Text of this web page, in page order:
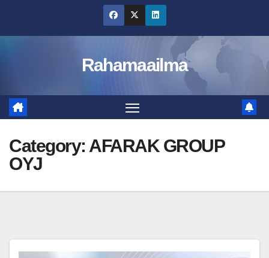
Rahamaailma
Category: AFARAK GROUP
OYJ